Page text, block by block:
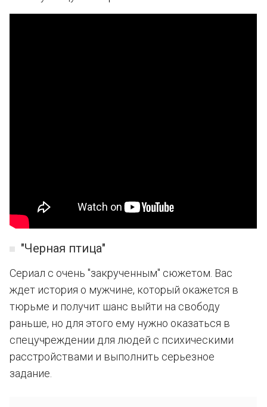
"Черная птица"
Сериал с очень "закрученным" сюжетом. Вас
ждет история о мужчине, который окажется в
тюрьме и получит шанс выйти на свободу
раньше, но для этого ему нужно оказаться в
спецучреждении для людей с психическими
расстройствами и выполнить серьезное
задание.